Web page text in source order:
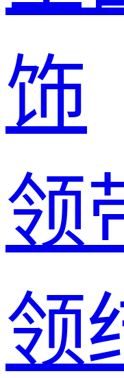
饰
领
领